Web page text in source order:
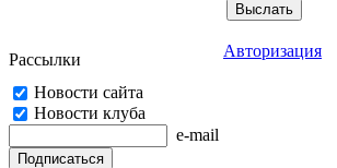
Рассылки
Новости сайта
Новости клуба
e-mail
Авторизация